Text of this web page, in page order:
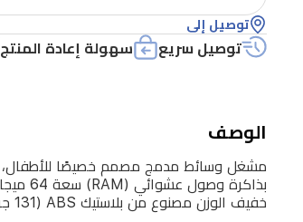
بشاشة
TFT
LCD
بوصة،
بدقة
1
توصيل إلى
توصيل سريع سهولة إعادة المنتج
الوصف
خفيف الوزن مصنوع من بلاستيك ABS (131 جرامًا)